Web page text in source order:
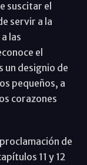
suscitar el
servir a la
las
el
un designio de
pequeños, a
corazones
de
11 y 12